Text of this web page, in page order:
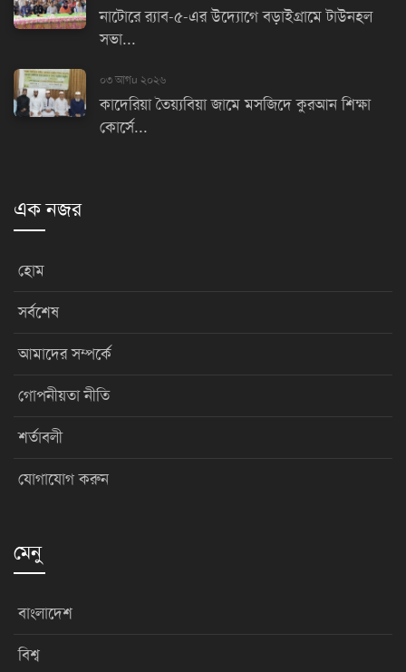
নাটোরে র‌্যাব-৫-এর উদ্যোগে বড়াইগ্রামে টাউনহল
সভা...
০৩ আগu ২০২৬
কাদেরিয়া তৈয়্যবিয়া জামে মসজিদে কুরআন শিক্ষা
কোর্সে...
এক নজর
হোম
সর্বশেষ
আমাদের সম্পর্কে
গোপনীয়তা নীতি
শর্তাবলী
যোগাযোগ করুন
মেনু
বাংলাদেশ
বিশ্ব